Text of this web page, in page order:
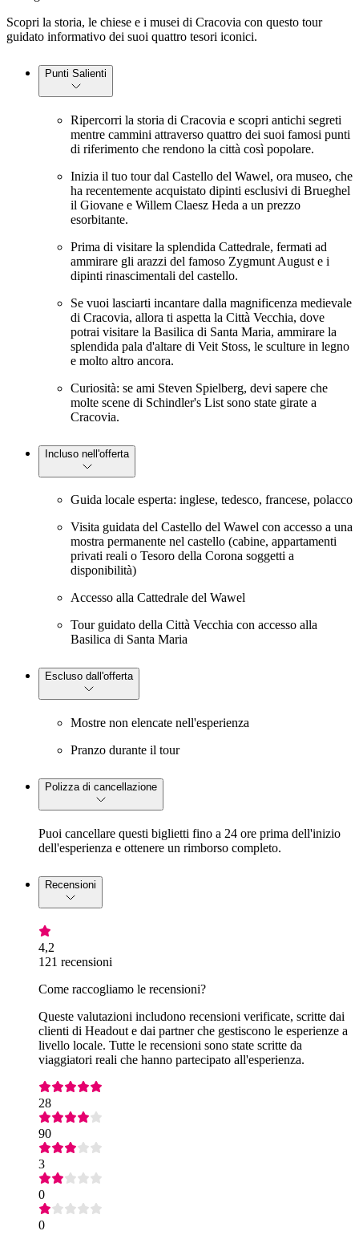
Scopri la storia, le chiese e i musei di Cracovia con questo tour
guidato informativo dei suoi quattro tesori iconici.
Punti Salienti
Ripercorri la storia di Cracovia e scopri antichi segreti
mentre cammini attraverso quattro dei suoi famosi punti
di riferimento che rendono la città così popolare.
Inizia il tuo tour dal Castello del Wawel, ora museo, che
ha recentemente acquistato dipinti esclusivi di Brueghel
il Giovane e Willem Claesz Heda a un prezzo
esorbitante.
Prima di visitare la splendida Cattedrale, fermati ad
ammirare gli arazzi del famoso Zygmunt August e i
dipinti rinascimentali del castello.
Se vuoi lasciarti incantare dalla magnificenza medievale
di Cracovia, allora ti aspetta la Città Vecchia, dove
potrai visitare la Basilica di Santa Maria, ammirare la
splendida pala d'altare di Veit Stoss, le sculture in legno
e molto altro ancora.
Curiosità: se ami Steven Spielberg, devi sapere che
molte scene di Schindler's List sono state girate a
Cracovia.
Incluso nell'offerta
Guida locale esperta: inglese, tedesco, francese, polacco
Visita guidata del Castello del Wawel con accesso a una
mostra permanente nel castello (cabine, appartamenti
privati reali o Tesoro della Corona soggetti a
disponibilità)
Accesso alla Cattedrale del Wawel
Tour guidato della Città Vecchia con accesso alla
Basilica di Santa Maria
Escluso dall'offerta
Mostre non elencate nell'esperienza
Pranzo durante il tour
Polizza di cancellazione
Puoi cancellare questi biglietti fino a 24 ore prima dell'inizio
dell'esperienza e ottenere un rimborso completo.
Recensioni
4,2
121 recensioni
Come raccogliamo le recensioni?
Queste valutazioni includono recensioni verificate, scritte dai
clienti di Headout e dai partner che gestiscono le esperienze a
livello locale. Tutte le recensioni sono state scritte da
viaggiatori reali che hanno partecipato all'esperienza.
28
90
3
0
0